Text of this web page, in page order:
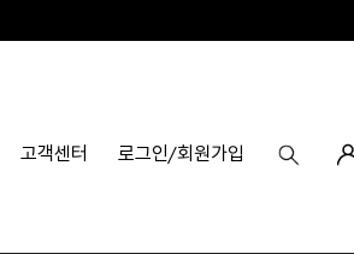
고객센터 로그인/회원가입